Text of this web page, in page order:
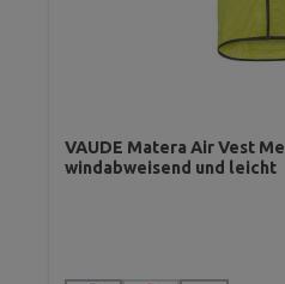
VAUDE Matera Air Vest
windabweisend und leicht